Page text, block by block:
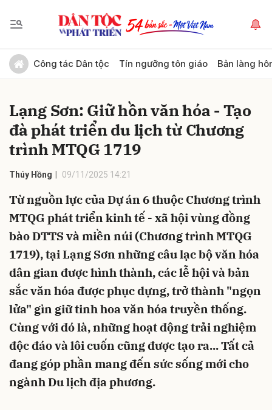
Công tác Dân tộc Tín ngưỡng tôn giáo Bản làng
Lạng Sơn: Giữ hồn văn hóa - Tạo
đà phát triển du lịch từ Chương
trình MTQG 1719
Thúy Hồng 09/11/2025 14:21
Từ nguồn lực của Dự án 6 thuộc Chương trình
MTQG phát triển kinh tế - xã hội vùng đồng
bào DTTS và miền núi (Chương trình MTQG
1719), tại Lạng Sơn những câu lạc bộ văn hóa
dân gian được hình thành, các lễ hội và bản
sắc văn hóa được phục dựng, trở thành "ngọn
lửa" gìn giữ tinh hoa văn hóa truyền thống.
Cùng với đó là, những hoạt động trải nghiệm
độc đáo và lôi cuốn cũng được tạo ra... Tất cả
đang góp phần mang đến sức sống mới cho
ngành Du lịch địa phương.
Gửi bình luận